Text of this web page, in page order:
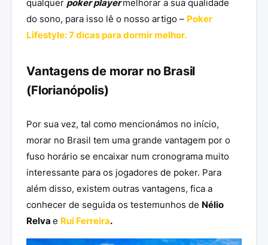
qualquer poker playermelhorar a sua qualidade
do sono, para isso lê o nosso artigo – Poker
Lifestyle: 7 dicas para dormir melhor.
Vantagens de morar no Brasil
(Florianópolis)
Por sua vez, tal como mencionámos no início,
morar no Brasil tem uma grande vantagem por o
fuso horário se encaixar num cronograma muito
interessante para os jogadores de poker. Para
além disso, existem outras vantagens, fica a
conhecer de seguida os testemunhos de Nélio
Relva e Rui Ferreira.